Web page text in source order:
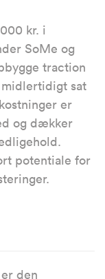
kr. i
SoMe og
traction
sat
er
og dækker
potentiale for
den